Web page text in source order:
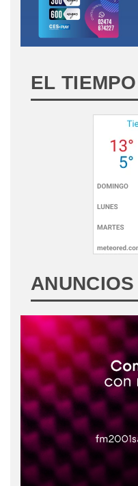
EL TIEMPO
ANUNCIOS